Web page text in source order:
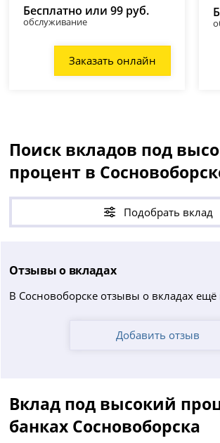
Бесплатно или 99 руб.
обслуживание
Заказать онлайн
Поиск вкладов под
процент в
Подобрать вклад
Отзывы о вкладах
В Сосновоборске отзывы о вкладах ещё
Добавить отзыв
Вклад под высокий
банках Сосновоборска